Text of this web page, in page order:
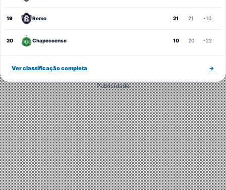
19 Remo 21 21 -10
20 Chapecoense 10 20 -22
Ver classificação completa →
Publicidade